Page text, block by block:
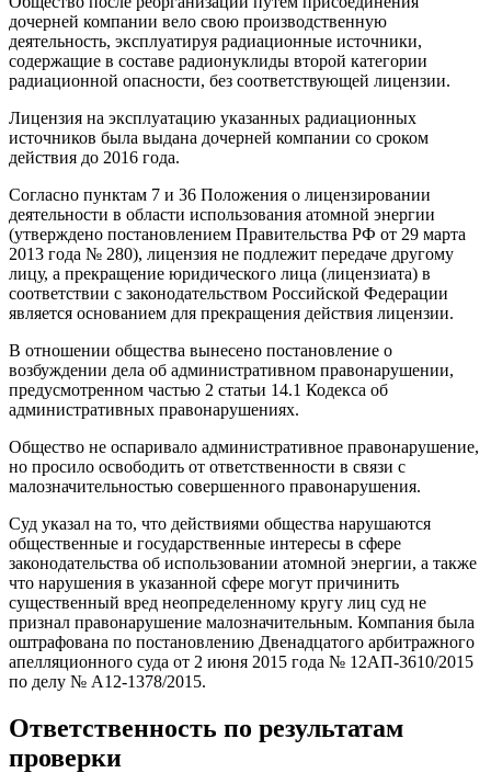
дочерней компании вело свою производственную
деятельность, эксплуатируя радиационные источники,
содержащие в составе радионуклиды второй категории
радиационной опасности, без соответствующей лицензии.
Лицензия на эксплуатацию указанных радиационных
источников была выдана дочерней компании со сроком
действия до 2016 года.
Согласно пунктам 7 и 36 Положения о лицензировании
деятельности в области использования атомной энергии
(утверждено постановлением Правительства РФ от 29 марта
2013 года № 280), лицензия не подлежит передаче другому
лицу, а прекращение юридического лица (лицензиата) в
соответствии с законодательством Российской Федерации
является основанием для прекращения действия лицензии.
В отношении общества вынесено постановление о
возбуждении дела об административном правонарушении,
предусмотренном частью 2 статьи 14.1 Кодекса об
административных правонарушениях.
Общество не оспаривало административное правонарушение,
но просило освободить от ответственности в связи с
малозначительностью совершенного правонарушения.
Суд указал на то, что действиями общества нарушаются
общественные и государственные интересы в сфере
законодательства об использовании атомной энергии, а также
что нарушения в указанной сфере могут причинить
существенный вред неопределенному кругу лиц суд не
признал правонарушение малозначительным. Компания была
оштрафована по постановлению Двенадцатого арбитражного
апелляционного суда от 2 июня 2015 года № 12АП-3610/2015
по делу № А12-1378/2015.
Ответственность по результатам
проверки